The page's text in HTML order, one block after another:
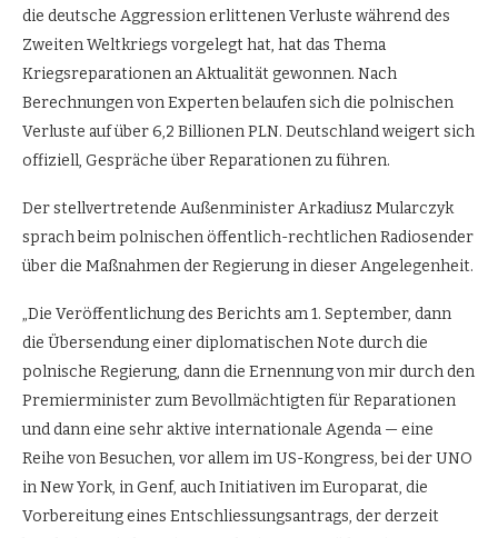
die deutsche Aggression erlittenen Verluste während des
Zweiten Weltkriegs vorgelegt hat, hat das Thema
Kriegsreparationen an Aktualität gewonnen. Nach
Berechnungen von Experten belaufen sich die polnischen
Verluste auf über 6,2 Billionen PLN. Deutschland weigert sich
offiziell, Gespräche über Reparationen zu führen.
Der stellvertretende Außenminister Arkadiusz Mularczyk
sprach beim polnischen öffentlich-rechtlichen Radiosender
über die Maßnahmen der Regierung in dieser Angelegenheit.
„Die Veröffentlichung des Berichts am 1. September, dann
die Übersendung einer diplomatischen Note durch die
polnische Regierung, dann die Ernennung von mir durch den
Premierminister zum Bevollmächtigten für Reparationen
und dann eine sehr aktive internationale Agenda — eine
Reihe von Besuchen, vor allem im US-Kongress, bei der UNO
in New York, in Genf, auch Initiativen im Europarat, die
Vorbereitung eines Entschliessungsantrags, der derzeit